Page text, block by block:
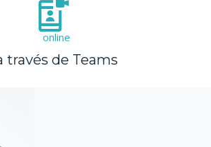
online
través de Teams